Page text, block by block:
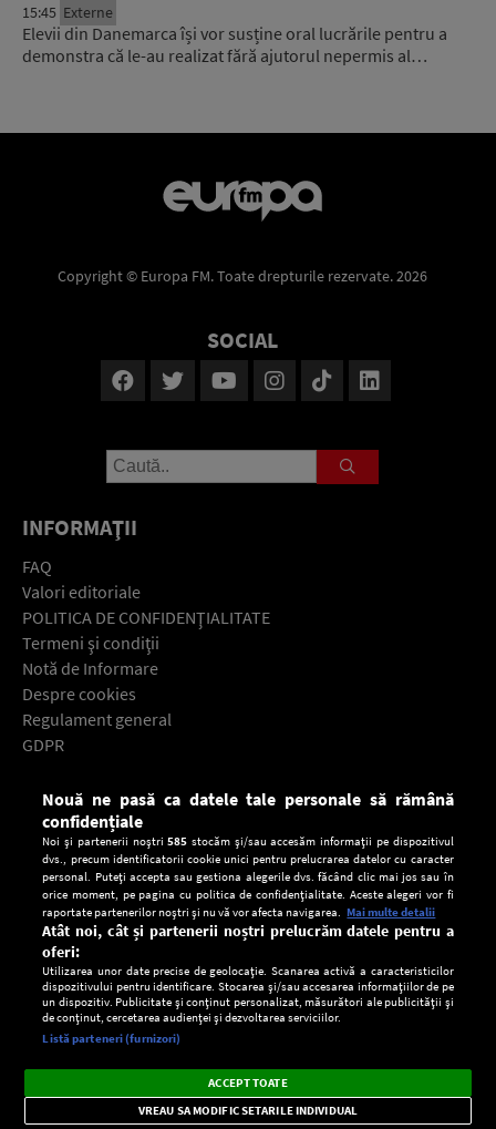
CONFIDENŢIALITATE
15:45 Externe
Elevii din Danemarca își vor susține oral lucrările pentru a
demonstra că le-au realizat fără ajutorul nepermis al…
Copyright © Europa FM. Toate drepturile rezervate. 2026
SOCIAL
INFORMAŢII
FAQ
Valori editoriale
POLITICA DE CONFIDENŢIALITATE
Termeni şi condiţii
Notă de Informare
Despre cookies
Regulament general
GDPR
Descarcă gratuit aplicaţia Europa FM pentru smartphone:
Setări:
Dark
Mode
Radio live, podcasturi, știri și alerte
importante.
×
Nouă ne pasă ca datele tale personale să rămână
confidențiale
Noi și partenerii noștri585 stocăm și/sau accesăm informații pe dispozitivul
dvs., precum identificatorii cookie unici pentru prelucrarea datelor cu caracter
personal. Puteți accepta sau gestiona alegerile dvs. făcând clic mai jos sau în
orice moment, pe pagina cu politica de confidențialitate. Aceste alegeri vor fi
raportate partenerilor noștri și nu vă vor afecta navigarea. Mai multe detalii
Atât noi, cât și partenerii noștri prelucrăm datele pentru a
oferi:
Utilizarea unor date precise de geolocație. Scanarea activă a caracteristicilor
dispozitivului pentru identificare. Stocarea și/sau accesarea informațiilor de pe
un dispozitiv. Publicitate și conținut personalizat, măsurători ale publicității și
de conținut, cercetarea audienței și dezvoltarea serviciilor.
Listă parteneri (furnizori)
ACCEPT TOATE
VREAU SA MODIFIC SETARILE INDIVIDUAL